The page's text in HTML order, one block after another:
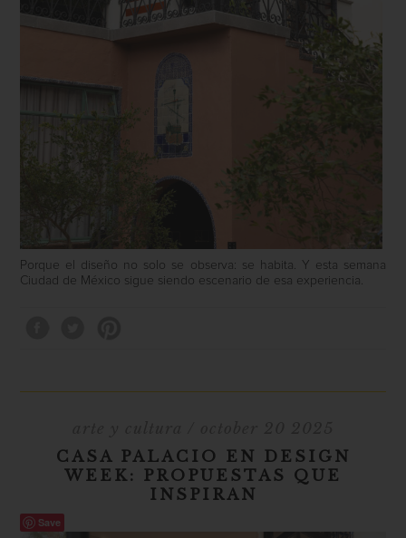
Porque el diseño no solo se observa: se habita. Y esta semana
Ciudad de México sigue siendo escenario de esa experiencia.
CASA PALACIO EN DESIGN
WEEK: PROPUESTAS QUE
INSPIRAN
Save